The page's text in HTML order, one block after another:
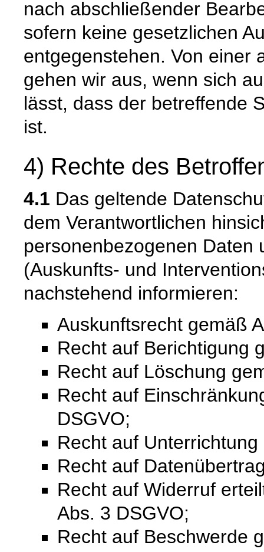
nach abschließender
sofern keine gesetzlichen
entgegenstehen. Von einer
gehen wir aus, wenn sich
lässt, dass der betreffende
ist.
4) Rechte des
4.1 Das geltende
dem Verantwortlichen
personenbezogenen Daten
(Auskunfts- und
nachstehend informieren:
Auskunftsrecht gemäß
Recht auf Berichtigung
Recht auf Löschung
Recht auf
DSGVO;
Recht auf
Recht auf
Recht auf Widerruf
Abs. 3 DSGVO;
Recht auf Beschwerde